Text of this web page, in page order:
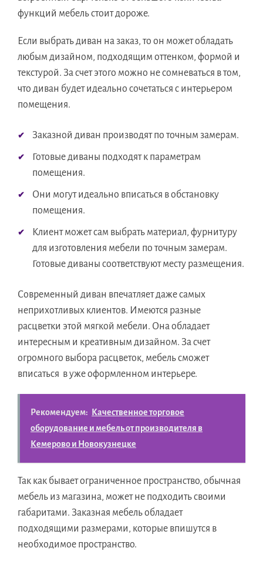
функций мебель стоит дороже.
Если выбрать диван на заказ, то он может обладать
любым дизайном, подходящим оттенком, формой и
текстурой. За счет этого можно не сомневаться в том,
что диван будет идеально сочетаться с интерьером
помещения.
Заказной диван производят по точным замерам.
Готовые диваны подходят к параметрам
помещения.
Они могут идеально вписаться в обстановку
помещения.
Клиент может сам выбрать материал, фурнитуру
для изготовления мебели по точным замерам.
Готовые диваны соответствуют месту размещения.
Современный диван впечатляет даже самых
неприхотливых клиентов. Имеются разные
расцветки этой мягкой мебели. Она обладает
интересным и креативным дизайном. За счет
огромного выбора расцветок, мебель сможет
вписаться в уже оформленном интерьере.
Рекомендуем:
Качественное торговое
оборудование и мебель от производителя в
Кемерово и Новокузнецке
Так как бывает ограниченное пространство, обычная
мебель из магазина, может не подходить своими
габаритами. Заказная мебель обладает
подходящими размерами, которые впишутся в
необходимое пространство.